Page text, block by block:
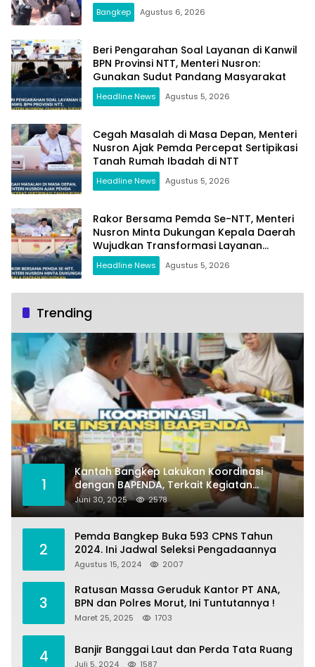
Bangkep Agustus 6, 2026
Beri Pengarahan Soal Layanan di Kanwil
BPN Provinsi NTT, Menteri Nusron:
Gunakan Sudut Pandang Masyarakat
Headline News Agustus 5, 2026
Cegah Masalah di Masa Depan, Menteri
Nusron Ajak Pemda Percepat Sertipikasi
Tanah Rumah Ibadah di NTT
Headline News Agustus 5, 2026
Rakor Bersama Pemda Se-NTT, Menteri
Nusron Minta Dukungan Kepala Daerah
Wujudkan Transformasi Layanan
Pertanahan
Headline News Agustus 5, 2026
Trending
1
Kantah Bangkep Lakukan Koordinasi
dengan BAPENDA, Terkait Kegiatan
Fasilitasi Penilaian Tanah dan Ekonomi
Pertanahan
Juni 30, 2025 2578
2
Pemda Bangkep Buka 593 CPNS Tahun
2024. Ini Jadwal Seleksi Pengadaannya
Agustus 15, 2024 2007
3
Ratusan Massa Geruduk Kantor PT ANA,
BPN dan Polres Morut, Ini Tuntutannya !
Maret 25, 2025 1703
4 Banjir Banggai Laut dan Perda Tata Ruang
Juli 5, 2024 1587